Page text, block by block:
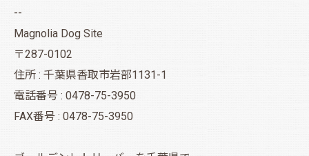
--
Magnolia Dog Site
〒287-0102
住所 : 千葉県香取市岩部1131-1
電話番号 : 0478-75-3950
FAX番号 : 0478-75-3950